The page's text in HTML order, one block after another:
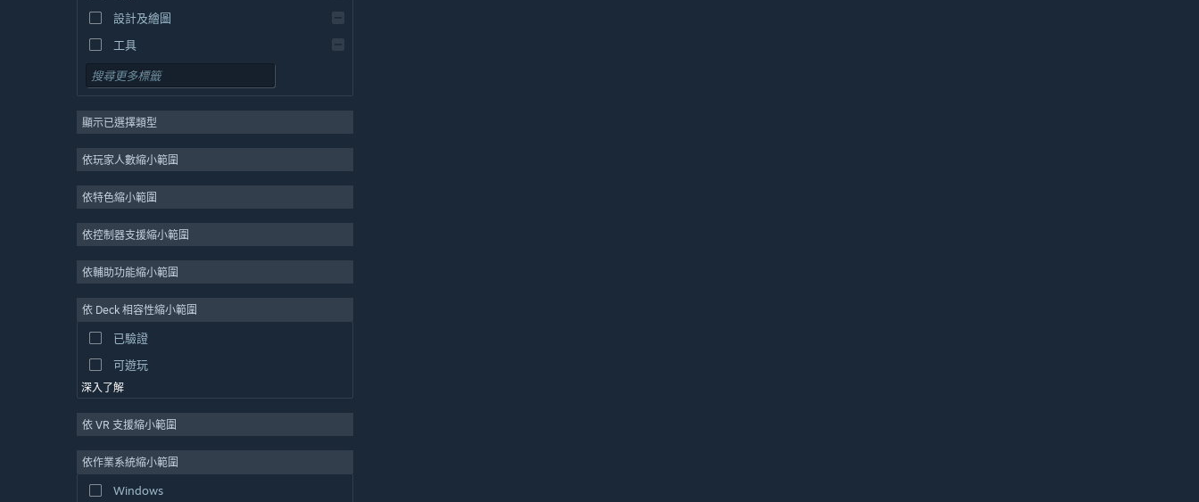
設計及繪圖
工具
免費遊玩
大型多人
獨立
休閒
模擬
影像製作
圖片編輯
顯示已選擇類型
依玩家人數縮小範圍
依特色縮小範圍
依控制器支援縮小範圍
依輔助功能縮小範圍
依 Deck 相容性縮小範圍
已驗證
可遊玩
深入了解
依 VR 支援縮小範圍
依作業系統縮小範圍
Windows